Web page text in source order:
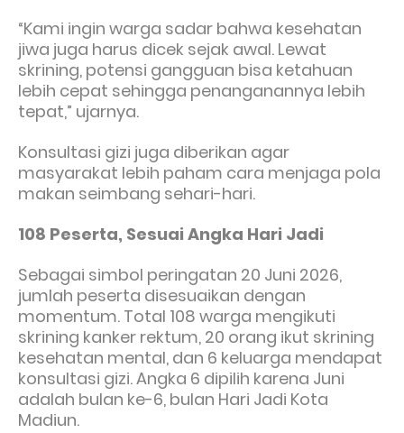
“Kami ingin warga sadar bahwa kesehatan
jiwa juga harus dicek sejak awal. Lewat
skrining, potensi gangguan bisa ketahuan
lebih cepat sehingga penanganannya lebih
tepat,” ujarnya.
Konsultasi gizi juga diberikan agar
masyarakat lebih paham cara menjaga pola
makan seimbang sehari-hari.
108 Peserta, Sesuai Angka Hari Jadi
Sebagai simbol peringatan 20 Juni 2026,
jumlah peserta disesuaikan dengan
momentum. Total 108 warga mengikuti
skrining kanker rektum, 20 orang ikut skrining
kesehatan mental, dan 6 keluarga mendapat
konsultasi gizi. Angka 6 dipilih karena Juni
adalah bulan ke-6, bulan Hari Jadi Kota
Madiun.